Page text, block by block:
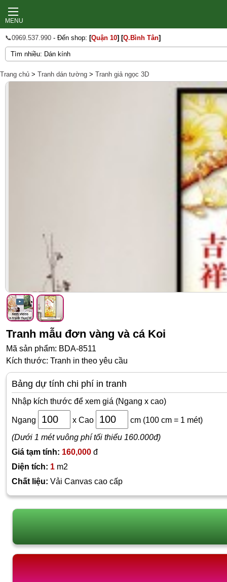
MENU
📞0969.537.990 - Đến shop: [Quận 10] [Q.Bình Tân]
Trang chủ > Tranh dán tường > Tranh giả ngọc 3D
Tranh mẫu đơn vàng và cá Koi
Mã sản phẩm: BDA-8511
Kích thước: Tranh in theo yêu cầu
Bảng dự tính chi phí in tranh
Nhập kích thước để xem giá (Ngang x cao)
Ngang x Cao cm (100 cm = 1 mét)
(Dưới 1 mét vuông phí tối thiểu 160.000đ)
Giá tạm tính: 160,000 đ
Diện tích: 1 m2
Chất liệu: Vải Canvas cao cấp